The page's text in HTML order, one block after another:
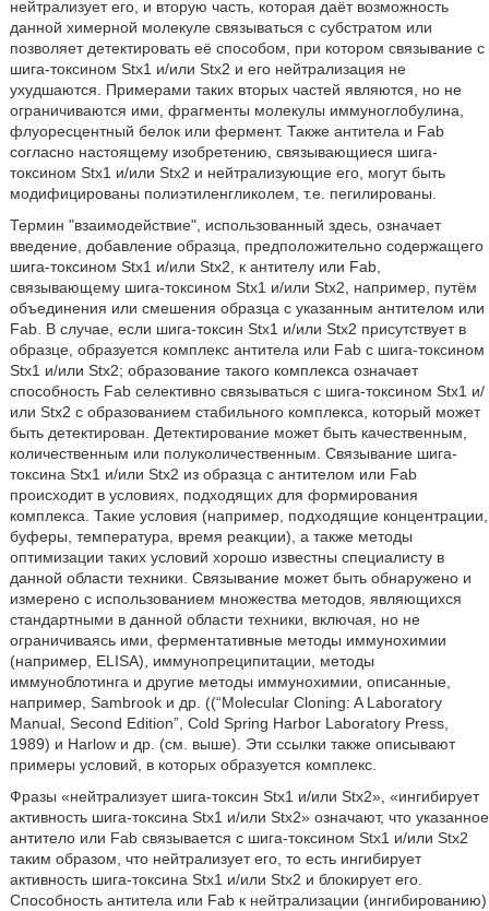
нейтрализует его, и вторую часть, которая даёт возможность
данной химерной молекуле связываться с субстратом или
позволяет детектировать её способом, при котором связывание с
шига-токсином Stx1 и/или Stx2 и его нейтрализация не
ухудшаются. Примерами таких вторых частей являются, но не
ограничиваются ими, фрагменты молекулы иммуноглобулина,
флуоресцентный белок или фермент. Также антитела и Fab
согласно настоящему изобретению, связывающиеся шига-
токсином Stx1 и/или Stx2 и нейтрализующие его, могут быть
модифицированы полиэтиленгликолем, т.е. пегилированы.
Термин "взаимодействие", использованный здесь, означает
введение, добавление образца, предположительно содержащего
шига-токсином Stx1 и/или Stx2, к антителу или Fab,
связывающему шига-токсином Stx1 и/или Stx2, например, путём
объединения или смешения образца с указанным антителом или
Fab. В случае, если шига-токсин Stx1 и/или Stx2 присутствует в
образце, образуется комплекс антитела или Fab с шига-токсином
Stx1 и/или Stx2; образование такого комплекса означает
способность Fab селективно связываться с шига-токсином Stx1 и/
или Stx2 с образованием стабильного комплекса, который может
быть детектирован. Детектирование может быть качественным,
количественным или полуколичественным. Связывание шига-
токсина Stx1 и/или Stx2 из образца с антителом или Fab
происходит в условиях, подходящих для формирования
комплекса. Такие условия (например, подходящие концентрации,
буферы, температура, время реакции), а также методы
оптимизации таких условий хорошо известны специалисту в
данной области техники. Связывание может быть обнаружено и
измерено с использованием множества методов, являющихся
стандартными в данной области техники, включая, но не
ограничиваясь ими, ферментативные методы иммунохимии
(например, ELISA), иммунопреципитации, методы
иммуноблотинга и другие методы иммунохимии, описанные,
например, Sambrook и др. ((“Molecular Cloning: A Laboratory
Manual, Second Edition”, Cold Spring Harbor Laboratory Press,
1989) и Harlow и др. (см. выше). Эти ссылки также описывают
примеры условий, в которых образуется комплекс.
Фразы «нейтрализует шига-токсин Stx1 и/или Stx2», «ингибирует
активность шига-токсина Stx1 и/или Stx2» означают, что указанное
антитело или Fab связывается с шига-токсином Stx1 и/или Stx2
таким образом, что нейтрализует его, то есть ингибирует
активность шига-токсина Stx1 и/или Stx2 и блокирует его.
Способность антитела или Fab к нейтрализации (ингибированию)